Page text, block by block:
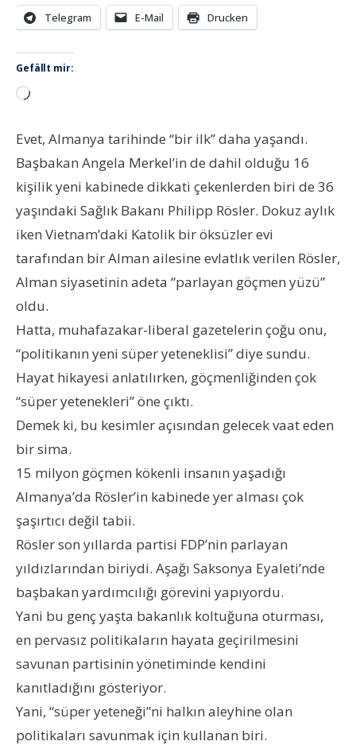
Telegram E-Mail Drucken
Gefällt mir:
Wird
Evet, Almanya tarihinde “bir ilk” daha yaşandı.
Başbakan Angela Merkel’in de dahil olduğu 16
kişilik yeni kabinede dikkati çekenlerden biri de 36
yaşındaki Sağlık Bakanı Philipp Rösler. Dokuz aylık
iken Vietnam’daki Katolik bir öksüzler evi
tarafından bir Alman ailesine evlatlık verilen Rösler,
Alman siyasetinin adeta “parlayan göçmen yüzü”
oldu.
Hatta, muhafazakar-liberal gazetelerin çoğu onu,
“politikanın yeni süper yeteneklisi” diye sundu.
Hayat hikayesi anlatılırken, göçmenliğinden çok
“süper yetenekleri” öne çıktı.
Demek ki, bu kesimler açısından gelecek vaat eden
bir sima.
15 milyon göçmen kökenli insanın yaşadığı
Almanya’da Rösler’in kabinede yer alması çok
şaşırtıcı değil tabii.
Rösler son yıllarda partisi FDP’nin parlayan
yıldızlarından biriydi. Aşağı Saksonya Eyaleti’nde
başbakan yardımcılığı görevini yapıyordu.
Yani bu genç yaşta bakanlık koltuğuna oturması,
en pervasız politikaların hayata geçirilmesini
savunan partisinin yönetiminde kendini
kanıtladığını gösteriyor.
Yani, “süper yeteneği”ni halkın aleyhine olan
politikaları savunmak için kullanan biri.